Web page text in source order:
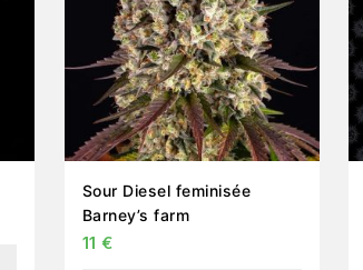
Sour Diesel feminisée
Barney’s farm
11 €